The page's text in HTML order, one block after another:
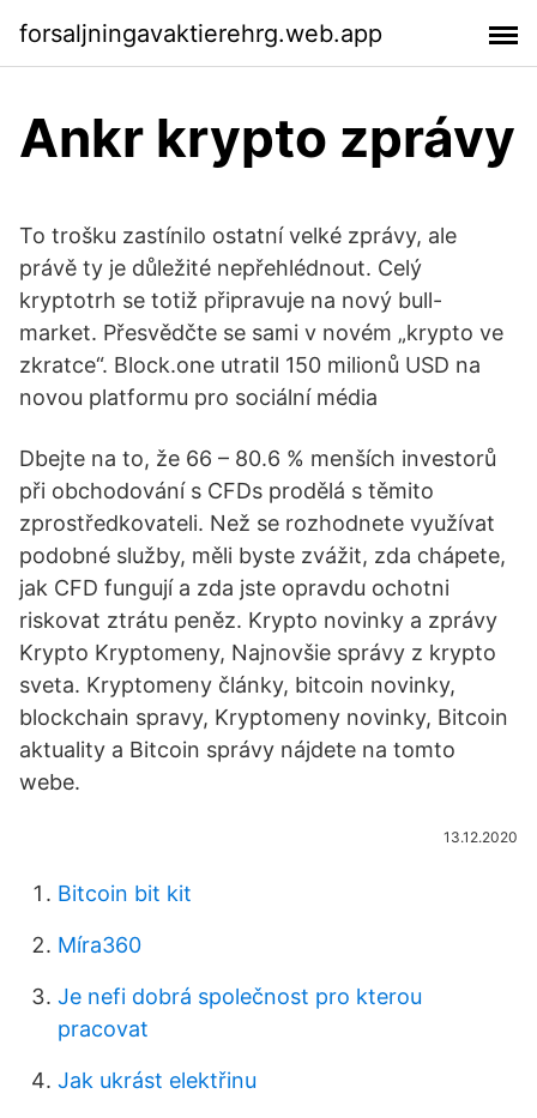
forsaljningavaktierehrg.web.app
Ankr krypto zprávy
To trošku zastínilo ostatní velké zprávy, ale
právě ty je důležité nepřehlédnout. Celý
kryptotrh se totiž připravuje na nový bull-
market. Přesvědčte se sami v novém „krypto ve
zkratce“. Block.one utratil 150 milionů USD na
novou platformu pro sociální média
Dbejte na to, že 66 – 80.6 % menších investorů
při obchodování s CFDs prodělá s těmito
zprostředkovateli. Než se rozhodnete využívat
podobné služby, měli byste zvážit, zda chápete,
jak CFD fungují a zda jste opravdu ochotni
riskovat ztrátu peněz. Krypto novinky a zprávy
Krypto Kryptomeny, Najnovšie správy z krypto
sveta. Kryptomeny články, bitcoin novinky,
blockchain spravy, Kryptomeny novinky, Bitcoin
aktuality a Bitcoin správy nájdete na tomto
webe.
13.12.2020
Bitcoin bit kit
Míra360
Je nefi dobrá společnost pro kterou
pracovat
Jak ukrást elektřinu